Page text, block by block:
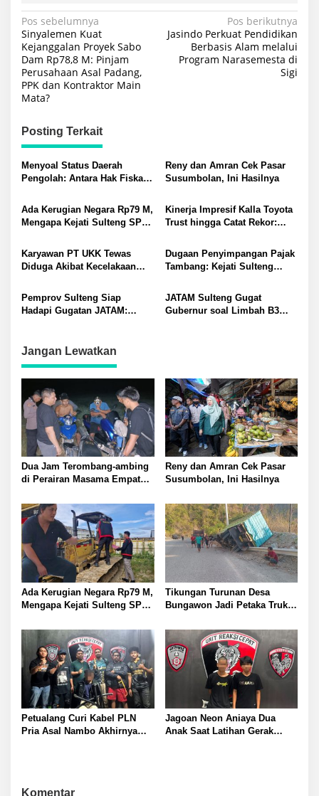
Navigasi
pos
Pos sebelumnya
Sinyalemen Kuat
Kejanggalan Proyek Sabo
Dam Rp78,8 M: Pinjam
Perusahaan Asal Padang,
PPK dan Kontraktor Main
Mata?
Pos berikutnya
Jasindo Perkuat Pendidikan
Berbasis Alam melalui
Program Narasemesta di
Sigi
Posting Terkait
Menyoal Status Daerah
Pengolah: Antara Hak Fiskal
Morowali-Morut
Reny dan Amran Cek Pasar
Susumbolan, Ini Hasilnya
Ada Kerugian Negara Rp79 M,
Mengapa Kejati Sulteng SP3
Dorong Kejagung Ambil Alih
Kinerja Impresif Kalla Toyota
Trust hingga Catat Rekor:
Baru Meningkat
Karyawan PT UKK Tewas
Diduga Akibat Kecelakaan
Anak yang Masih TK
Dugaan Penyimpangan Pajak
Tambang: Kejati Sulteng
sebagai Tersangka
Pemprov Sulteng Siap
Hadapi Gugatan JATAM:
B3 PT QMB dan Berkah
JATAM Sulteng Gugat
Gubernur soal Limbah B3
Jangan Lewatkan
Dua Jam Terombang-ambing
di Perairan Masama Empat
Selamat
Reny dan Amran Cek Pasar
Susumbolan, Ini Hasilnya
Ada Kerugian Negara Rp79 M,
Mengapa Kejati Sulteng SP3
Dorong Kejagung Ambil Alih
Tikungan Turunan Desa
Bungawon Jadi Petaka Truk
Terperosok dan Rusak Berat
Petualang Curi Kabel PLN
Pria Asal Nambo Akhirnya
Jagoan Neon Aniaya Dua
Anak Saat Latihan Gerak
Komentar